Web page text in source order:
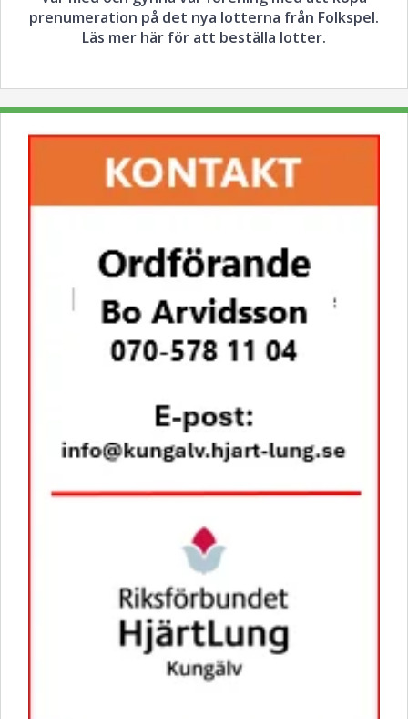
prenumeration på det nya lotterna från Folkspel.
Läs mer här för att beställa lotter.